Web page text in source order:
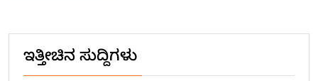
ಇತ್ತೀಚಿನ ಸುದ್ದಿಗಳು